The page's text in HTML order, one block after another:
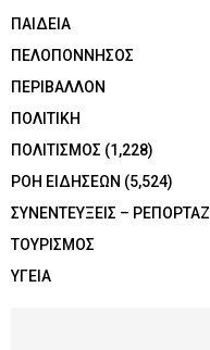
ΠΑΙΔΕΙΑ
ΠΕΛΟΠΟΝΝΗΣΟΣ
ΠΕΡΙΒΑΛΛΟΝ
ΠΟΛΙΤΙΚΗ
ΠΟΛΙΤΙΣΜΟΣ (1,228)
ΡΟΗ ΕΙΔΗΣΕΩΝ (5,524)
ΣΥΝΕΝΤΕΥΞΕΙΣ – ΡΕΠΟΡΤΑΖ
ΤΟΥΡΙΣΜΟΣ
ΥΓΕΙΑ